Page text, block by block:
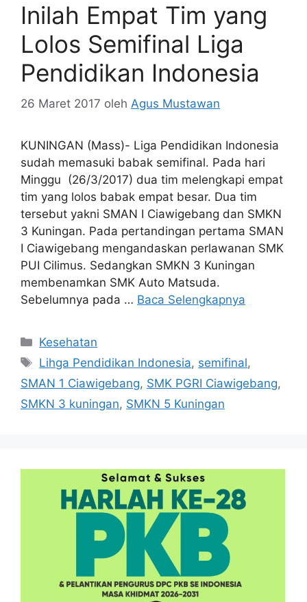
Inilah Empat Tim yang
Lolos Semifinal Liga
Pendidikan Indonesia
26 Maret 2017 oleh Agus Mustawan
KUNINGAN (Mass)- Liga Pendidikan Indonesia
sudah memasuki babak semifinal. Pada hari
Minggu (26/3/2017) dua tim melengkapi empat
tim yang lolos babak empat besar. Dua tim
tersebut yakni SMAN I Ciawigebang dan SMKN
3 Kuningan. Pada pertandingan pertama SMAN
I Ciawigebang mengandaskan perlawanan SMK
PUI Cilimus. Sedangkan SMKN 3 Kuningan
membenamkan SMK Auto Matsuda.
Sebelumnya pada … Baca Selengkapnya
Kategori
Kesehatan
Tag
Lihga Pendidikan Indonesia, semifinal,
SMAN 1 Ciawigebang, SMK PGRI Ciawigebang,
SMKN 3 kuningan, SMKN 5 Kuningan